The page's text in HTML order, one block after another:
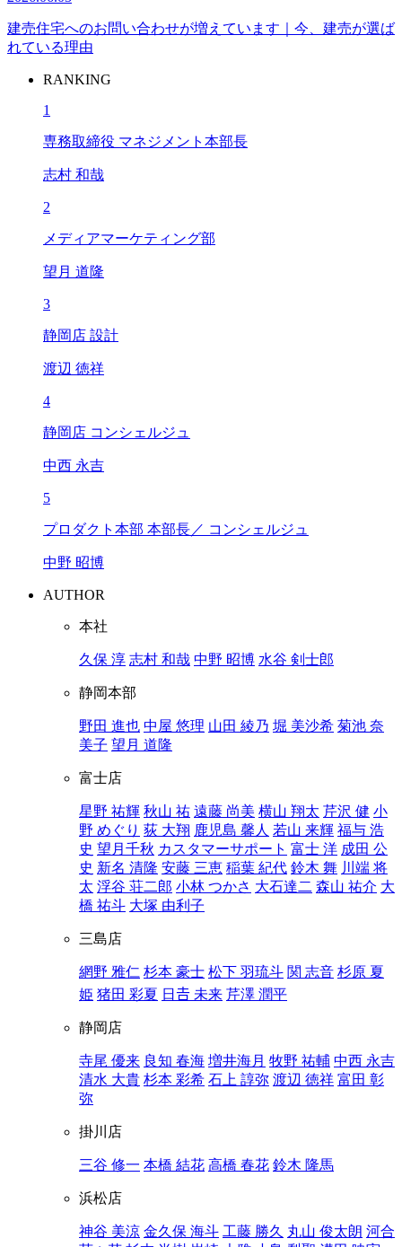
建売住宅へのお問い合わせが増えています｜今、建売が選ば
れている理由
RANKING
1
専務取締役 マネジメント本部長
志村 和哉
2
メディアマーケティング部
望月 道隆
3
静岡店 設計
渡辺 徳祥
4
静岡店 コンシェルジュ
中西 永吉
5
プロダクト本部 本部長／ コンシェルジュ
中野 昭博
AUTHOR
本社
久保 淳 志村 和哉 中野 昭博 水谷 剣士郎
静岡本部
野田 進也 中屋 悠理 山田 綾乃 堀 美沙希 菊池 奈
美子 望月 道隆
富士店
星野 祐輝 秋山 祐 遠藤 尚美 横山 翔太 芹沢 健 小
野 めぐり 荻 大翔 鹿児島 馨人 若山 来輝 福与 浩
史 望月千秋 カスタマーサポート 富士 洋 成田 公
史 新名 清隆 安藤 三恵 稲葉 紀代 鈴木 舞 川端 将
太 浮谷 荘二郎 小林 つかさ 大石達二 森山 祐介 大
橋 祐斗 大塚 由利子
三島店
網野 雅仁 杉本 豪士 松下 羽琉斗 関 志音 杉原 夏
姫 猪田 彩夏 日𠮷 未来 芹澤 潤平
静岡店
寺尾 優来 良知 春海 増井海月 牧野 祐輔 中西 永吉
清水 大貴 杉本 彩希 石上 諄弥 渡辺 徳祥 富田 彰
弥
掛川店
三谷 修一 本橋 結花 高橋 春花 鈴木 隆馬
浜松店
神谷 美涼 金久保 海斗 工藤 勝久 丸山 俊太朗 河合